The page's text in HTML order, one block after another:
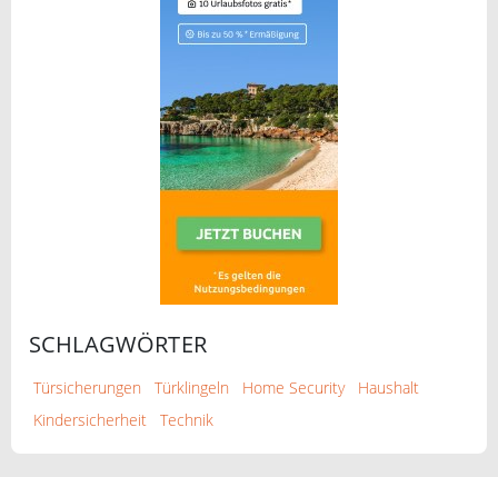
SCHLAGWÖRTER
Türsicherungen Türklingeln Home Security
Haushalt
Kindersicherheit
Technik